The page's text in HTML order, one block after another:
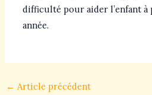
difficulté pour aider l’enfant à
année.
← Article précédent